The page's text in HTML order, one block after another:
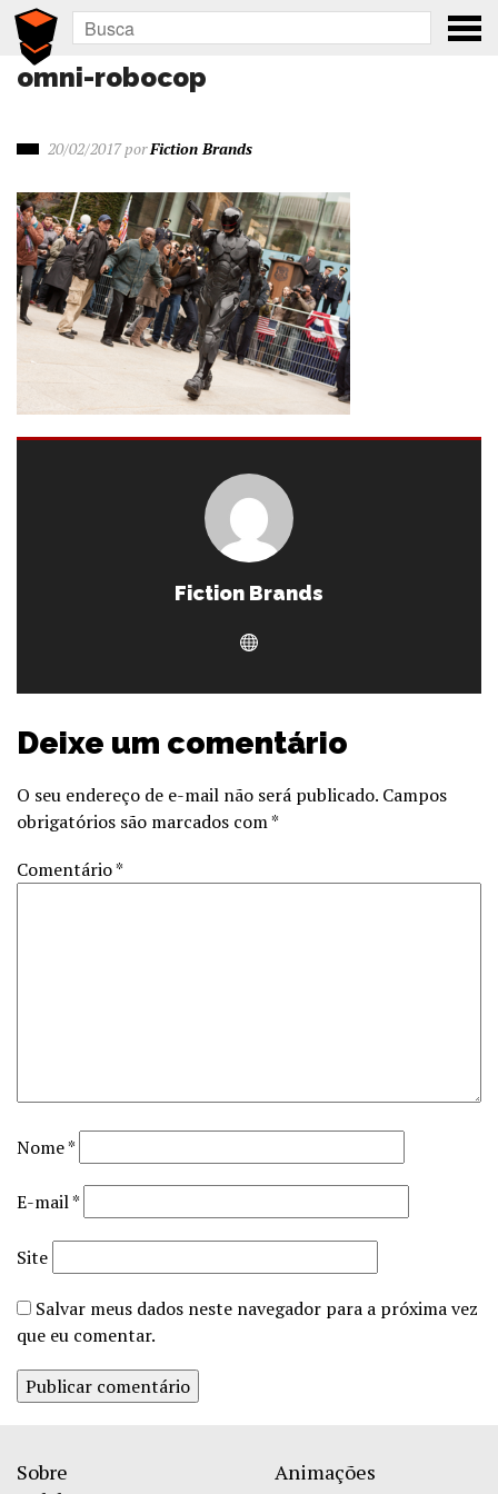
omni-robocop
20/02/2017porFiction Brands
Fiction Brands
Deixe um comentário
O seu endereço de e-mail não será publicado. Campos
obrigatórios são marcados com*
Comentário*
Nome*
E-mail*
Site
Salvar meus dados neste navegador para a próxima vez
que eu comentar.
Sobre
Animações